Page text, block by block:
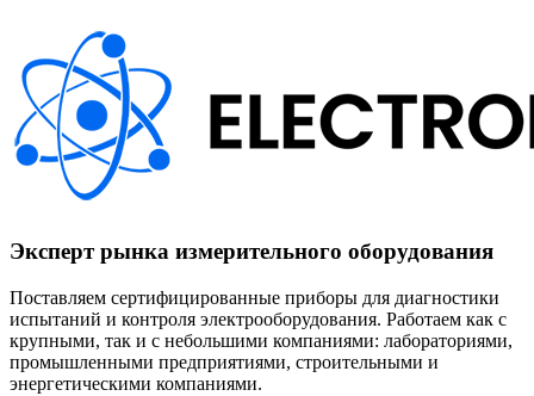
Эксперт рынка измерительного оборудования
Поставляем сертифицированные приборы для диагностики
испытаний и контроля электрооборудования. Работаем как с
крупными, так и с небольшими компаниями: лабораториями,
промышленными предприятиями, строительными и
энергетическими компаниями.